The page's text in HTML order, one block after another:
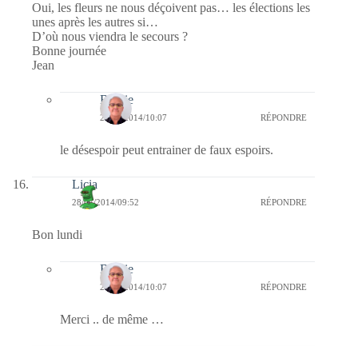
Oui, les fleurs ne nous déçoivent pas… les élections les
unes après les autres si…
D’où nous viendra le secours ?
Bonne journée
Jean
Bernie
28/07/2014/10:07 RÉPONDRE
le désespoir peut entrainer de faux espoirs.
Licia
28/07/2014/09:52 RÉPONDRE
Bon lundi
Bernie
28/07/2014/10:07 RÉPONDRE
Merci .. de même …